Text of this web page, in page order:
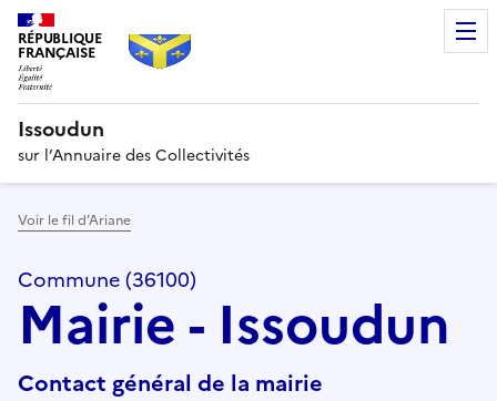
RÉPUBLIQUE
FRANÇAISE
Issoudun
sur l’Annuaire des Collectivités
Voir le fil d’Ariane
Commune (36100)
Mairie - Issoudun
Contact général de la mairie